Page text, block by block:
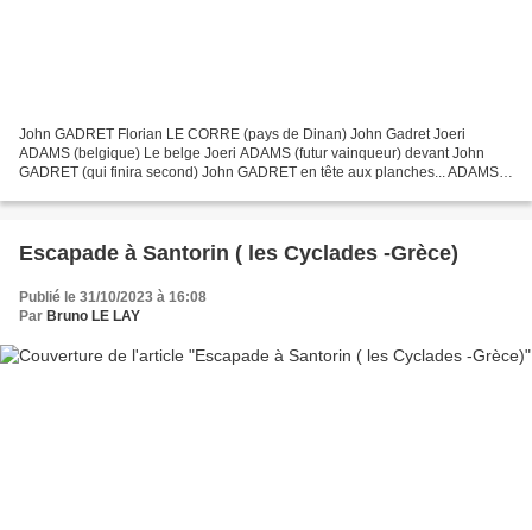
John GADRET Florian LE CORRE (pays de Dinan) John Gadret Joeri
ADAMS (belgique) Le belge Joeri ADAMS (futur vainqueur) devant John
GADRET (qui finira second) John GADRET en tête aux planches... ADAMS
Escapade à Santorin ( les Cyclades -Grèce)
Publié le 31/10/2023 à 16:08
Par Bruno LE LAY